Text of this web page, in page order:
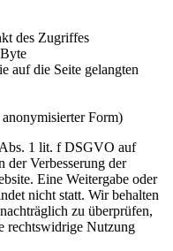
des Zugriffes
auf die Seite gelangten
Form)
1 lit. f DSGVO auf
der Verbesserung der
Eine Weitergabe oder
nicht statt. Wir behalten
zu überprüfen,
rechtswidrige Nutzung